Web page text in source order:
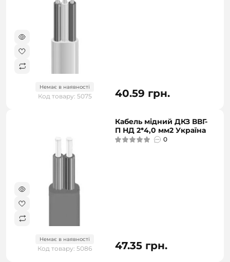
Немає в наявності
Код товару: 5075 40.59 грн.
Немає в наявності
Код товару: 5086
Кабель мідний ДКЗ ВВГ-
П НД 2*4,0 мм2 Україна
0
47.35 грн.